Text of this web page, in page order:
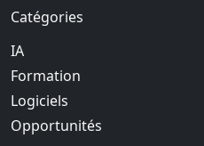
Catégories
IA
Formation
Logiciels
Opportunités